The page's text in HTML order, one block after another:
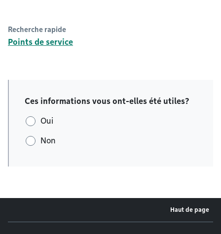
Recherche rapide
Points de service
Ces informations vous ont-elles été utiles?
Oui
Non
Haut de page